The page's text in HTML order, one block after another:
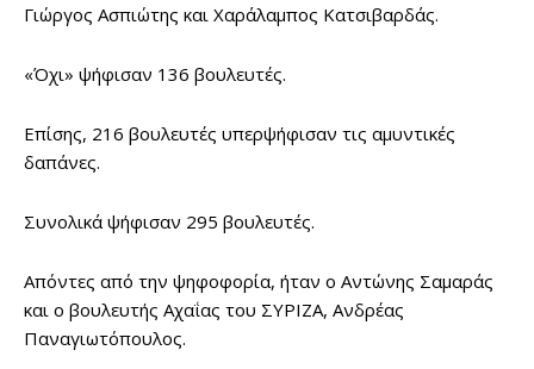
Γιώργος Ασπιώτης και Χαράλαμπος Κατσιβαρδάς.
«Όχι» ψήφισαν 136 βουλευτές.
Επίσης, 216 βουλευτές υπερψήφισαν τις αμυντικές
δαπάνες.
Συνολικά ψήφισαν 295 βουλευτές.
Απόντες από την ψηφοφορία, ήταν ο Αντώνης Σαμαράς
και ο βουλευτής Αχαΐας του ΣΥΡΙΖΑ, Ανδρέας
Παναγιωτόπουλος.